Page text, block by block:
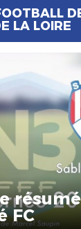
LA LOIRE
FC